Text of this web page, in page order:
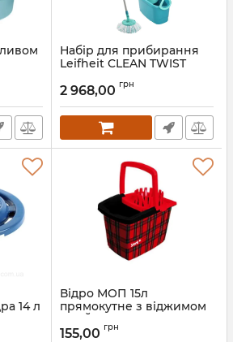
Набір для прибирання
Leifheit CLEAN TWIST
Артикул: 52101
2 968,00 грн
14 л
Відро МОП 15л
прямокутне з віджимом
СТАЙЛ червоне
Артикул: 7004-1
155,00 грн